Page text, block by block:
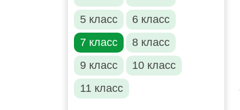
5 класс
6 класс
7 класс
8 класс
9 класс
10 класс
11 класс